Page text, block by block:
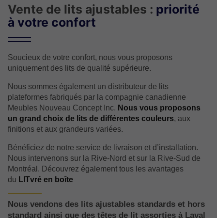
Vente de lits ajustables : priorité
à votre confort
Soucieux de votre confort, nous vous proposons
uniquement des lits de qualité supérieure.
Nous sommes également un distributeur de lits
plateformes fabriqués par la compagnie canadienne
Meubles Nouveau Concept Inc. Nous vous proposons
un grand choix de lits de différentes couleurs, aux
finitions et aux grandeurs variées.
Bénéficiez de notre service de livraison et d’installation.
Nous intervenons sur la Rive-Nord et sur la Rive-Sud de
Montréal. Découvrez également tous les avantages
du LITvré en boîte
Nous vendons des lits ajustables standards et hors
standard ainsi que des têtes de lit assorties à Laval